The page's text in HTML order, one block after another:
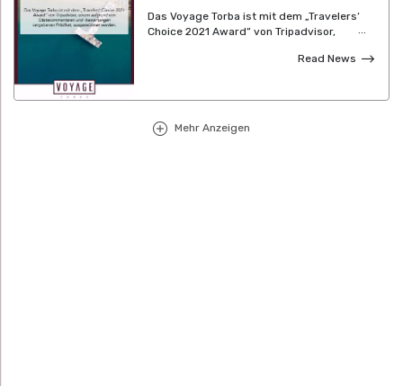
Das Voyage Torba ist mit dem „Travelers‘
Choice 2021 Award“ von Tripadvisor,
und -bewertungen vergebenen Prädikat,
Read News
Mehr Anzeigen